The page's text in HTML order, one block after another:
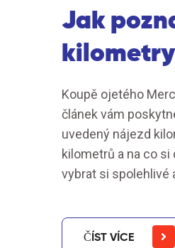
Jak
Koupě ojetého
článek vám
uvedený nájezd
kilometrů a na co
vybrat si spolehlivé
ČÍST VÍCE